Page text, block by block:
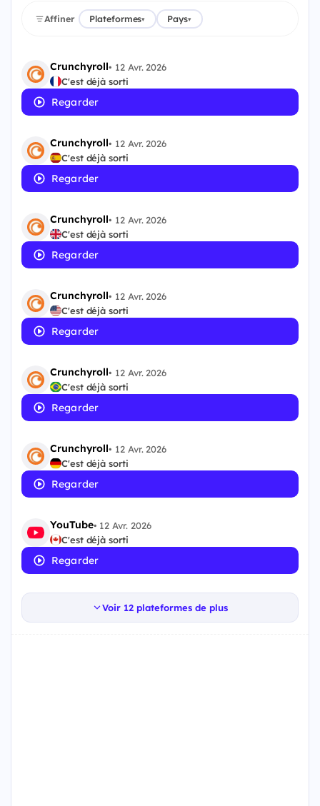
Affiner Plateformes▾ Pays▾
Crunchyroll• 12 Avr. 2026
C'est déjà sorti
Regarder
Crunchyroll• 12 Avr. 2026
C'est déjà sorti
Regarder
Crunchyroll• 12 Avr. 2026
C'est déjà sorti
Regarder
Crunchyroll• 12 Avr. 2026
C'est déjà sorti
Regarder
Crunchyroll• 12 Avr. 2026
C'est déjà sorti
Regarder
Crunchyroll• 12 Avr. 2026
C'est déjà sorti
Regarder
YouTube• 12 Avr. 2026
C'est déjà sorti
Regarder
Voir 12 plateformes de plus